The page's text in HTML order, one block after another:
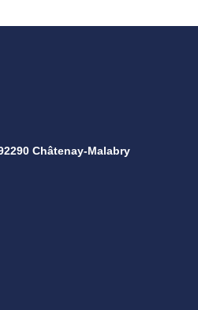
Châtenay-Malabry